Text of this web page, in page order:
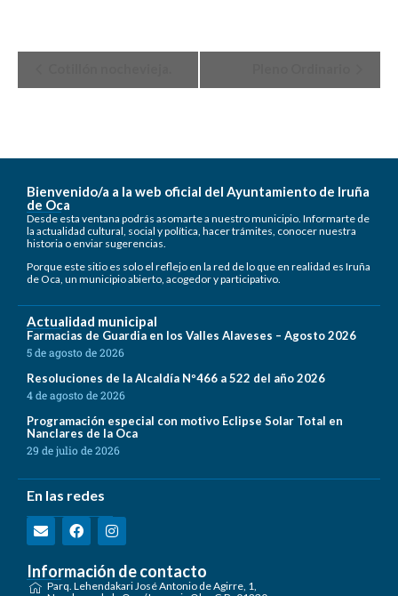
del
Bienvenido/a a la web oficial del Ayuntamiento de Iruña
de Oca
Desde esta ventana podrás asomarte a nuestro municipio. Informarte de
la actualidad cultural, social y política, hacer trámites, conocer nuestra
historia o enviar sugerencias.
Porque este sitio es solo el reflejo en la red de lo que en realidad es Iruña
de Oca, un municipio abierto, acogedor y participativo.
Actualidad municipal
Farmacias de Guardia en los Valles Alaveses – Agosto 2026
5 de agosto de 2026
Resoluciones de la Alcaldía Nº466 a 522 del año 2026
4 de agosto de 2026
Programación especial con motivo Eclipse Solar Total en
Nanclares de la Oca
29 de julio de 2026
En las redes
Información de contacto
Parq. Lehendakari José Antonio de Agirre, 1,